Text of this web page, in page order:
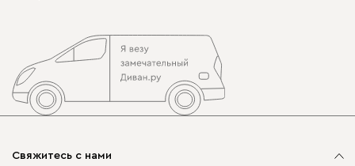
Свяжитесь с нами